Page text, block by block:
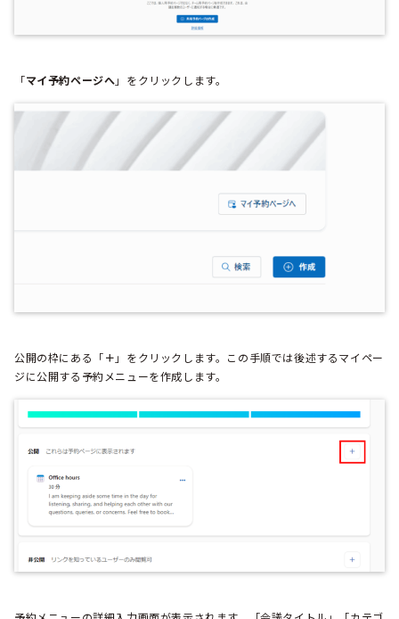
「マイ予約ページへ」をクリックします。
公開の枠にある「＋ 」をクリックします。この手順では後述するマイペー
ジに公開する予約メニューを作成します。